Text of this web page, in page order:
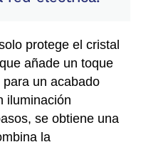
protege el cristal
añade un toque
un acabado
iluminación
se obtiene una
la